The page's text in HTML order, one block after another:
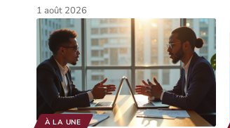
1 août 2026
À LA UNE